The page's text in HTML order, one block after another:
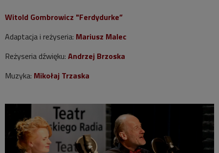
Witold Gombrowicz "Ferdydurke”
Adaptacja i reżyseria: Mariusz Malec
Reżyseria dźwięku: Andrzej Brzoska
Muzyka: Mikołaj Trzaska